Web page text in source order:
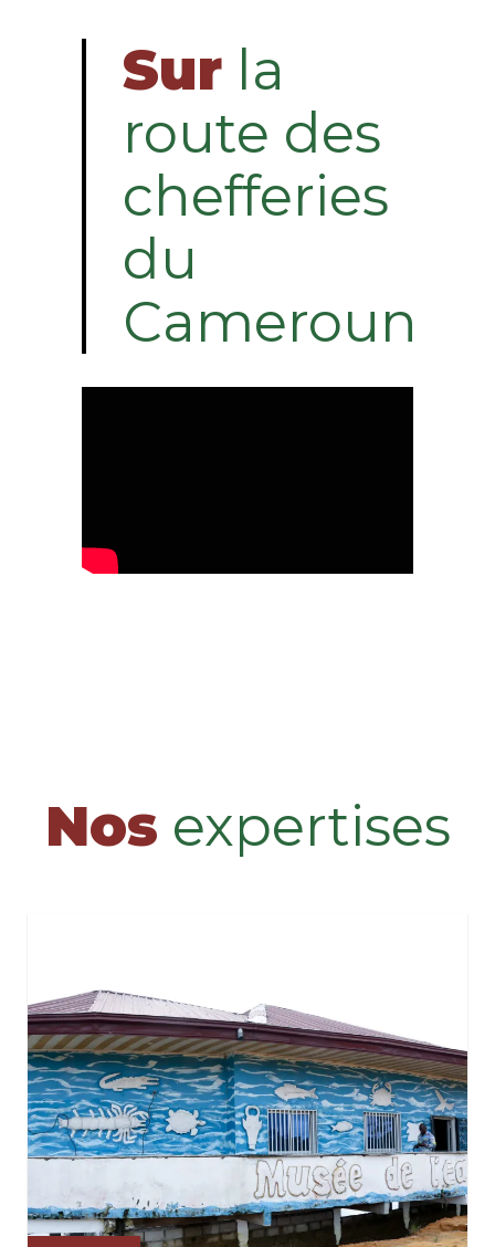
Sur la
route des
chefferies
du
Cameroun
Nos expertises